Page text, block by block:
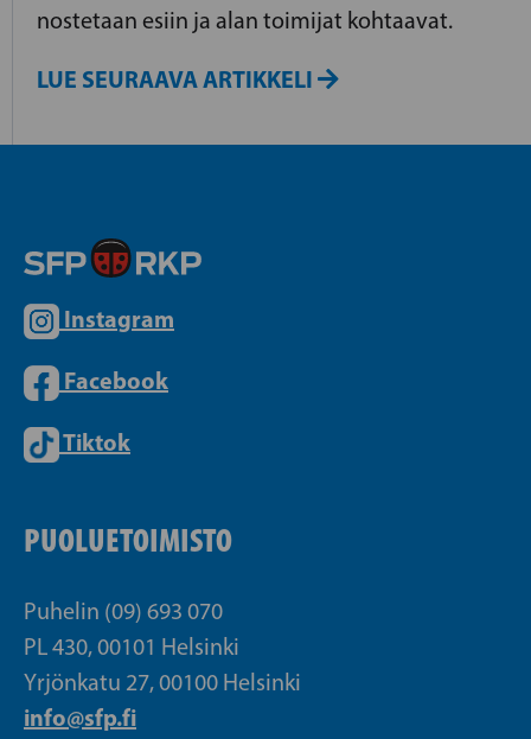
nostetaan esiin ja alan toimijat kohtaavat.
LUE SEURAAVA ARTIKKELI
Instagram
Facebook
Tiktok
PUOLUETOIMISTO
Puhelin (09) 693 070
PL 430, 00101 Helsinki
Yrjönkatu 27, 00100 Helsinki
info@sfp.fi